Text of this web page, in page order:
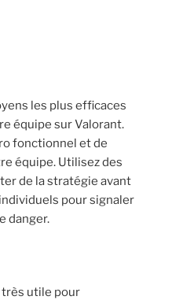
les plus efficaces
équipe sur Valorant.
fonctionnel et de
équipe. Utilisez des
de la stratégie avant
pour signaler
danger.
utile pour